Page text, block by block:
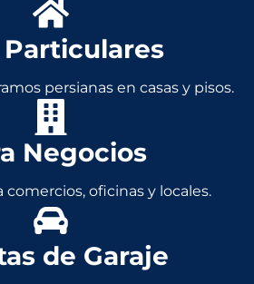
Particulares
persianas en casas y pisos.
Negocios
comercios, oficinas y locales.
de Garaje